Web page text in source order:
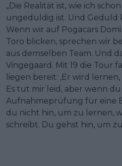
„Die Realität ist, wie ich
ungeduldig ist. Und Geduld
Wenn wir auf Pogacars
Toro blicken, sprechen wir
aus demselben Team. Und
Vingegaard. Mit 19 die Tour
liegen bereit: ‚Er wird
Es tut mir leid, aber wenn du
Aufnahmeprüfung für eine
du nicht hin, um zu lernen,
schreibt. Du gehst hin, um